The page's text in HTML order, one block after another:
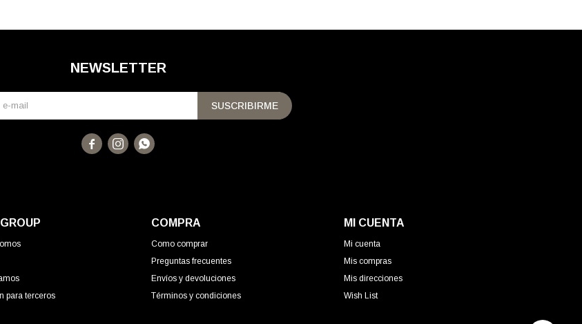
para terceros
COMPRA
Como comprar
Preguntas frecuentes
Envíos y devoluciones
Términos y condiciones
MI CUENTA
Mi cuenta
Mis compras
Mis direcciones
Wish List
NEWSLETTER
SUSCRIBIRME
  